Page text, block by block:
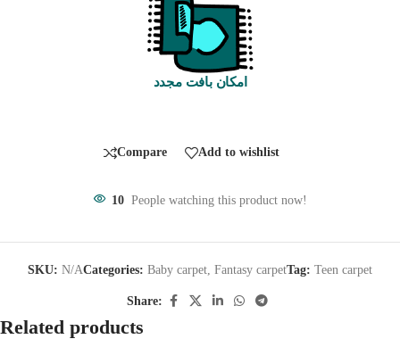
امکان بافت مجدد
Compare Add to wishlist
10 People watching this product now!
SKU: N/ACategories: Baby carpet Fantasy carpetTag: Teen carpet
Share:
Related products